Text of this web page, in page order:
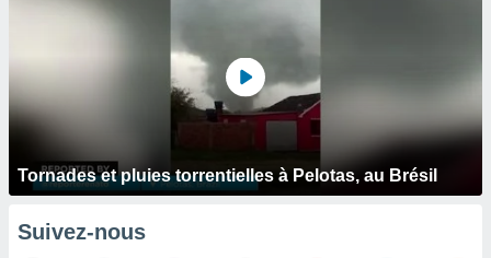
Tornades et pluies torrentielles à Pelotas, au Brésil
Suivez-nous